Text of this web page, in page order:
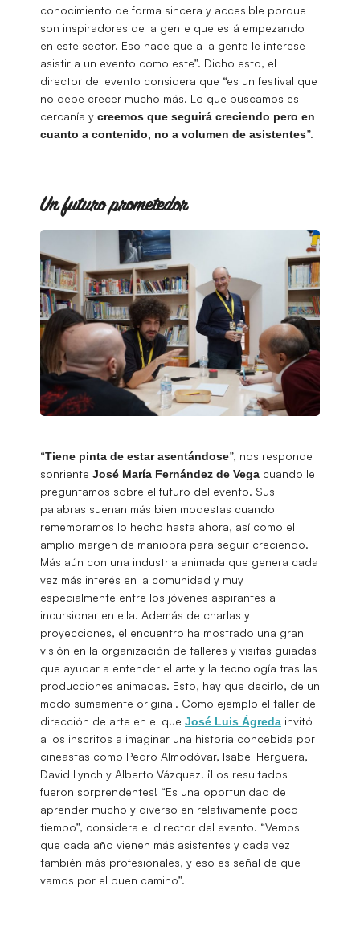
conocimiento de forma sincera y accesible porque
son inspiradores de la gente que está empezando
en este sector. Eso hace que a la gente le interese
asistir a un evento como este”. Dicho esto, el
director del evento considera que “es un festival que
no debe crecer mucho más. Lo que buscamos es
cercanía y creemos que seguirá creciendo pero en
cuanto a contenido, no a volumen de asistentes”.
Un futuro prometedor
“Tiene pinta de estar asentándose”, nos responde
sonriente José María Fernández de Vega cuando le
preguntamos sobre el futuro del evento. Sus
palabras suenan más bien modestas cuando
rememoramos lo hecho hasta ahora, así como el
amplio margen de maniobra para seguir creciendo.
Más aún con una industria animada que genera cada
vez más interés en la comunidad y muy
especialmente entre los jóvenes aspirantes a
incursionar en ella. Además de charlas y
proyecciones, el encuentro ha mostrado una gran
visión en la organización de talleres y visitas guiadas
que ayudar a entender el arte y la tecnología tras las
producciones animadas. Esto, hay que decirlo, de un
modo sumamente original. Como ejemplo el taller de
dirección de arte en el que José Luis Ágreda invitó
a los inscritos a imaginar una historia concebida por
cineastas como Pedro Almodóvar, Isabel Herguera,
David Lynch y Alberto Vázquez. ¡Los resultados
fueron sorprendentes! “Es una oportunidad de
aprender mucho y diverso en relativamente poco
tiempo”, considera el director del evento. “Vemos
que cada año vienen más asistentes y cada vez
también más profesionales, y eso es señal de que
vamos por el buen camino”.